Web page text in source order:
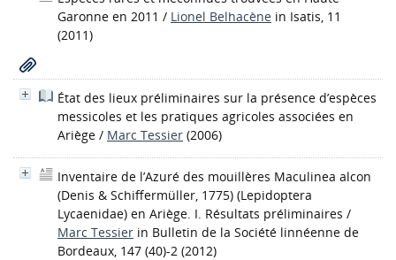
Garonne en 2011 / Lionel Belhacène in Isatis, 11
(2011)
État des lieux préliminaires sur la présence d’espèces
messicoles et les pratiques agricoles associées en
Ariège / Marc Tessier (2006)
Inventaire de l’Azuré des mouillères Maculinea alcon
(Denis & Schiffermüller, 1775) (Lepidoptera
Lycaenidae) en Ariège. I. Résultats préliminaires /
Marc Tessier in Bulletin de la Société linnéenne de
Bordeaux, 147 (40)-2 (2012)